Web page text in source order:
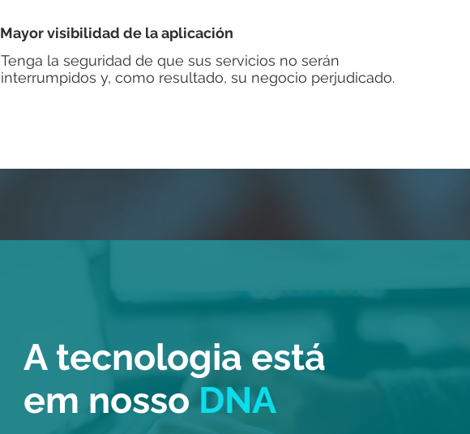
Mayor visibilidad de la aplicación
Tenga la seguridad de que sus servicios no serán
interrumpidos y, como resultado, su negocio perjudicado.
A tecnologia está
em nosso DNA